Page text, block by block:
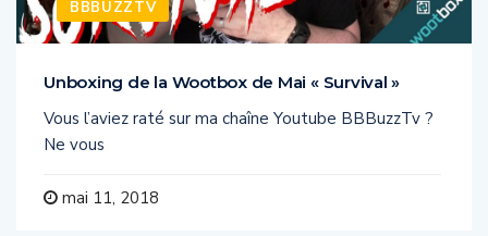
BBBUZZTV
Unboxing de la Wootbox de Mai « Survival »
Vous l’aviez raté sur ma chaîne Youtube BBBuzzTv ?
Ne vous
mai 11, 2018